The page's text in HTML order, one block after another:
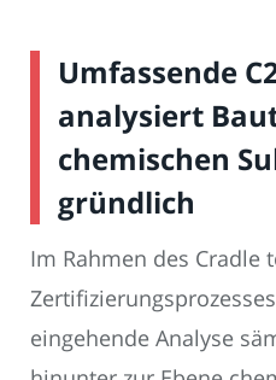
Umfassende
analysiert
chemischen
gründlich
Im Rahmen des Cradle
eingehende Analyse